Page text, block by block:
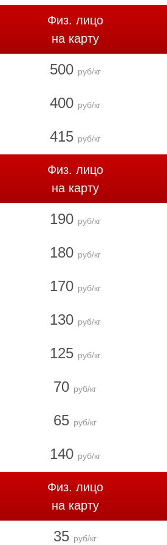
Физ. лицо
на карту
500 руб/кг
400 руб/кг
415 руб/кг
Физ. лицо
на карту
190 руб/кг
180 руб/кг
170 руб/кг
130 руб/кг
125 руб/кг
70 руб/кг
65 руб/кг
140 руб/кг
Физ. лицо
на карту
35 руб/кг